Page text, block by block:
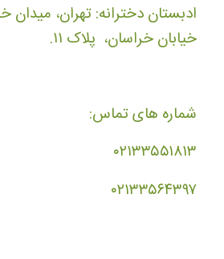
ادبستان دخترانه: تهران، میدان
خیابان خراسان، پلاک ۱۱.
شماره های تماس:
۰۲۱۳۳۵۵۱۸۱۳
۰۲۱۳۳۵۶۴۳۹۷